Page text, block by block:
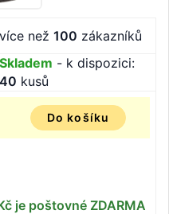
více než 100 zákazníků
Skladem - k dispozici:
40 kusů
Do košíku
je poštovné ZDARMA